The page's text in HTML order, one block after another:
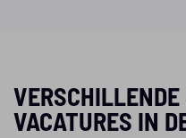
VACATURES IN